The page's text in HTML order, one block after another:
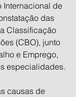
Internacional de
das
Classificação
(CBO), junto
e Emprego,
especialidades.
causas de